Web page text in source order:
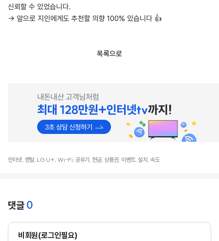
신뢰할 수 있었습니다.
→ 앞으로 지인에게도 추천할 의향 100% 있습니다 👍
목록으로
인터넷, 렌탈, LG U+, Wi-Fi, 공유기, 현금, 상품권, 이벤트, 설치, 속도
댓글 0
비회원(로그인필요)